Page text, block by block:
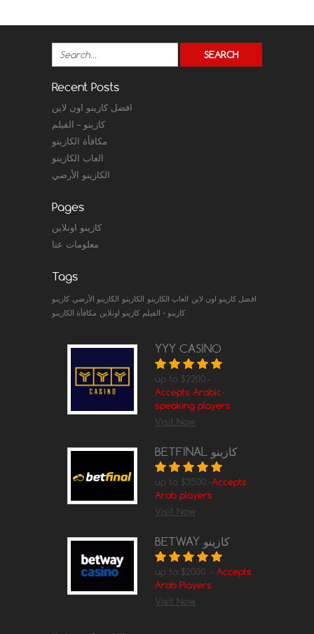
Recent Posts
افضل كازينو اون لاين
كازينو – الفيلم
مكافأة الكازينو
العاب الكازينو
الكازينو الأرضي
Pages
كازينو اونلاين
معلومات عنا
Tags
افضل كازينو اون لاين العاب الكازينو الكازينو الكازينو الأرضي كازينو
كازينو - الفيلم كازينو اونلاين مكافأة الكازينو
YYY CASINO
up to $2200.-
Accepts Arabic-
speaking players
Visit Now
BETFINAL كازينو
up to $3500.-Accepts
Arab players
Visit Now
BETWAY كازينو
up to $2000. - Accepts
Arab Players
Visit Now